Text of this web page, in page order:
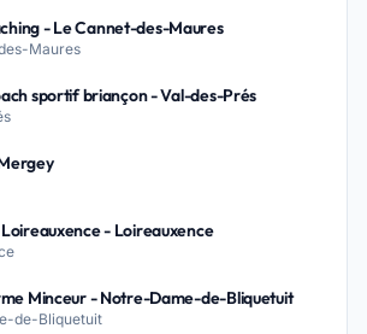
- Le Cannet-des-Maures
Maures
sportif briançon - Val-des-Prés
- Loireauxence
Minceur - Notre-Dame-de-Bliquetuit
de-Bliquetuit